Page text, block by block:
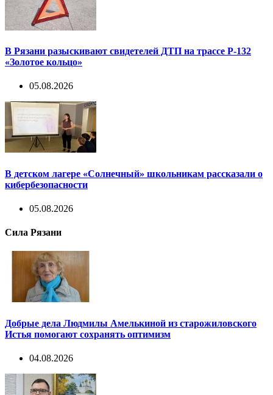
В Рязани разыскивают свидетелей ДТП на трассе Р-132
«Золотое кольцо»
05.08.2026
В детском лагере «Солнечный» школьникам рассказали о
кибербезопасности
05.08.2026
Сила Рязани
Добрые дела Людмилы Амелькиной из старожиловского
Истья помогают сохранять оптимизм
04.08.2026